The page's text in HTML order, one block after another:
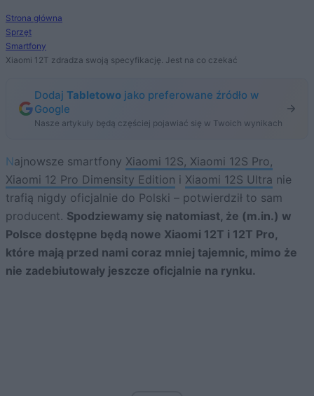
Strona główna
Sprzęt
Smartfony
Xiaomi 12T zdradza swoją specyfikację. Jest na co czekać
Dodaj Tabletowo jako preferowane źródło w
Google
Nasze artykuły będą częściej pojawiać się w Twoich wynikach
Najnowsze smartfony Xiaomi 12S, Xiaomi 12S Pro,
Xiaomi 12 Pro Dimensity Edition i Xiaomi 12S Ultra nie
trafią nigdy oficjalnie do Polski – potwierdził to sam
producent. Spodziewamy się natomiast, że (m.in.) w
Polsce dostępne będą nowe Xiaomi 12T i 12T Pro,
które mają przed nami coraz mniej tajemnic, mimo że
nie zadebiutowały jeszcze oficjalnie na rynku.